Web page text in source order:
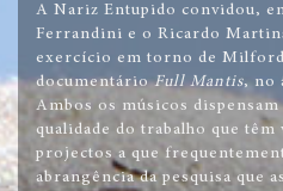
A Nariz Entupido convidou,
Ferrandini e o Ricardo
exercício em torno de Milford
documentárioFull Mantis, no
Ambos os músicos
qualidade do trabalho que
projectos a que
abrangência da pesquisa que